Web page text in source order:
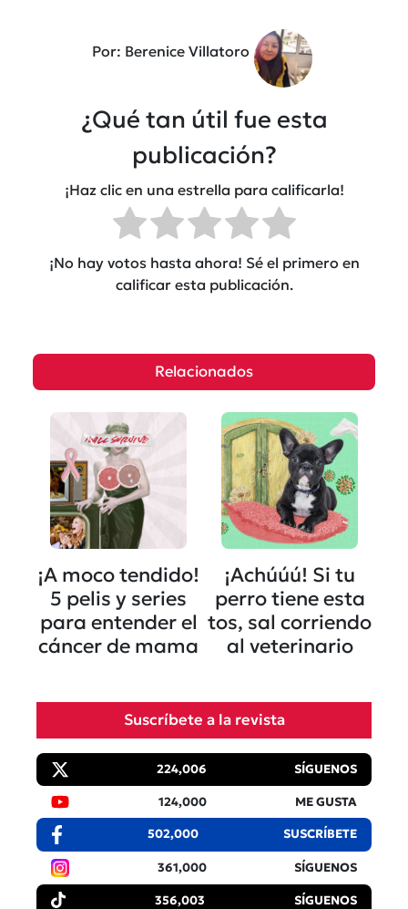
Por: Berenice Villatoro
¿Qué tan útil fue esta
publicación?
¡Haz clic en una estrella para calificarla!
¡No hay votos hasta ahora! Sé el primero en
calificar esta publicación.
Relacionados
¡A moco tendido!
5 pelis y series
para entender el
cáncer de mama
¡Achúúú! Si tu
perro tiene esta
tos, sal corriendo
al veterinario
Suscríbete a la revista
224,006 SÍGUENOS
124,000 ME GUSTA
502,000 SUSCRÍBETE
361,000 SÍGUENOS
356,003 SÍGUENOS